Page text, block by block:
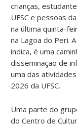
crianças,
UFSC e pessoas
na última quinta-
na Lagoa do Peri.
indica, é uma
disseminação de
uma das
2026 da UFSC.
Uma parte do
do Centro de